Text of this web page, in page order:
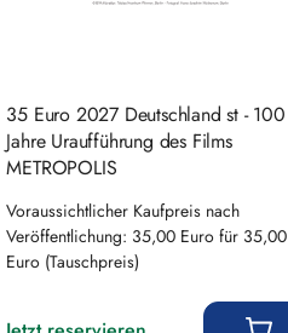
35 Euro 2027 Deutschland st - 100
Jahre Uraufführung des Films
METROPOLIS
Voraussichtlicher Kaufpreis nach
Veröffentlichung: 35,00 Euro für 35,00
Euro (Tauschpreis)